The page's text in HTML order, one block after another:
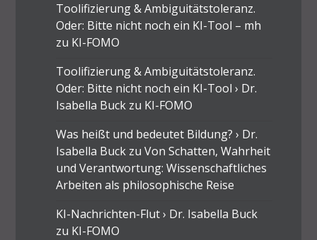
Toolifizierung & Ambiguitätstoleranz.
Oder: Bitte nicht noch ein KI-Tool – mh
zu KI-FOMO
Toolifizierung & Ambiguitätstoleranz.
Oder: Bitte nicht noch ein KI-Tool › Dr.
Isabella Buckzu KI-FOMO
Was heißt und bedeutet Bildung? › Dr.
Isabella Buckzu Von Schatten, Wahrheit
und Verantwortung: Wissenschaftliches
Arbeiten als philosophische Reise
KI-Nachrichten-Flut › Dr. Isabella Buck
zu KI-FOMO